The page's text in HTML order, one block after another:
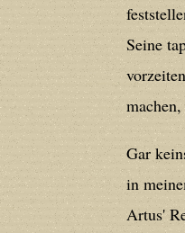
Deprecated:
in /home/users/
Deprecated:
deprecated in/
line210
Seine
Gar
in
Artus'